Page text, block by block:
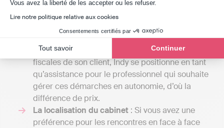
Vous avez la liberté de les accepter ou les refuser.
Lire notre politique relative aux cookies
Consentements certifiés par
Tout savoir Continuer
comme le propose Indy, compter entre 20 et 49
€ par mois en fonction de la structure.
Contrairement à l’expert-comptable qui tient la
comptabilité et transmet les déclarations
fiscales de son client, Indy se positionne en tant
qu’assistance pour le professionnel qui souhaite
gérer ces démarches en autonomie, d’où la
différence de prix.
La localisation du cabinet : Si vous avez une
préférence pour les rencontres en face à face